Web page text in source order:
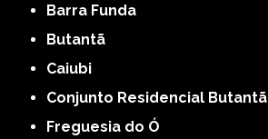
Barra Funda
Butantã
Caiubi
Conjunto Residencial Butantã
Freguesia do Ó